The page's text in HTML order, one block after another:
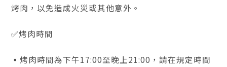
烤肉，以免造成火災或其他意外。
✅烤肉時間
▪️烤肉時間為下午17:00至晚上21:00，請在規定時間